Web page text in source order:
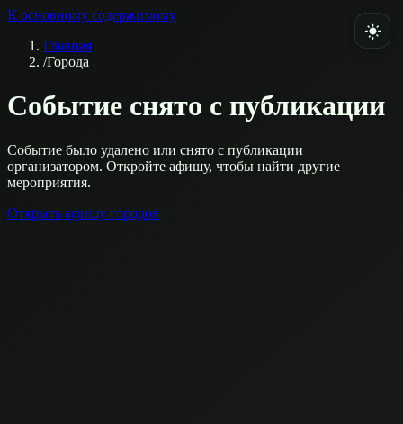
К основному содержимому
Главная
/Города
Событие снято с публикации
Событие было удалено или снято с публикации
организатором. Откройте афишу, чтобы найти другие
мероприятия.
Открыть афишу городов